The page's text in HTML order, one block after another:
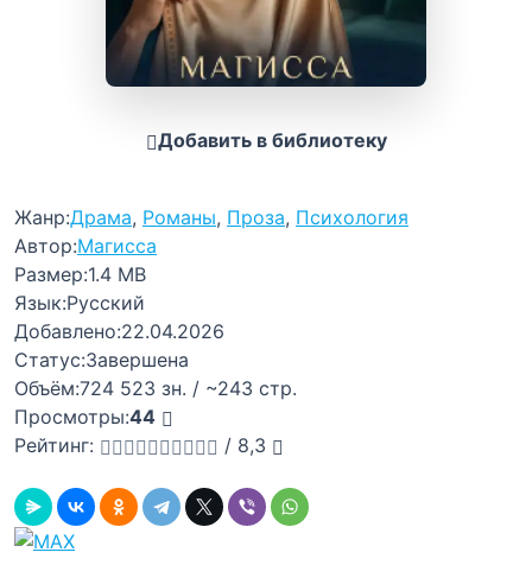
Добавить в библиотеку
Жанр:Драма, Романы, Проза, Психология
Автор:Магисса
Размер:1.4 MB
Язык:Русский
Добавлено:22.04.2026
Статус:Завершена
Объём:724 523 зн. / ~243 стр.
Просмотры:44
Рейтинг:
/ 8,3